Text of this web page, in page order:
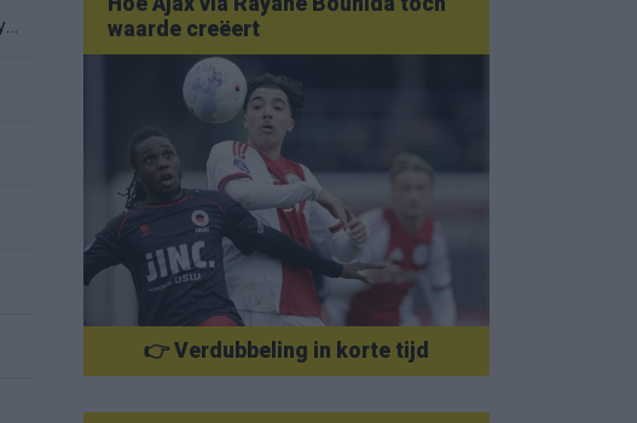
waarde creëert
👉 Verdubbeling in korte tijd